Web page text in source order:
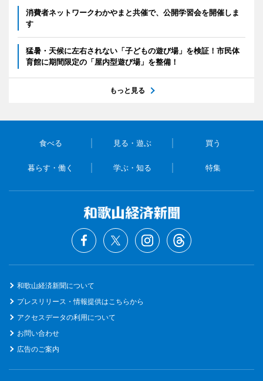
消費者ネットワークわかやまと共催で、公開学習会を開催しま
す
猛暑・天候に左右されない「子どもの遊び場」を検証！市民体
育館に期間限定の「屋内型遊び場」を整備！
もっと見る
食べる 見る・遊ぶ 買う
暮らす・働く 学ぶ・知る 特集
和歌山経済新聞について
プレスリリース・情報提供はこちらから
アクセスデータの利用について
お問い合わせ
広告のご案内